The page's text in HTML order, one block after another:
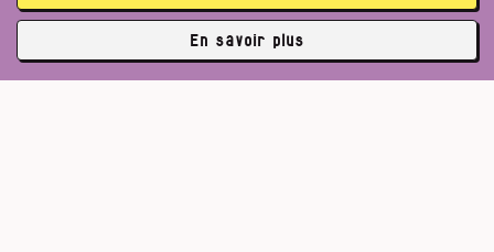
En savoir plus